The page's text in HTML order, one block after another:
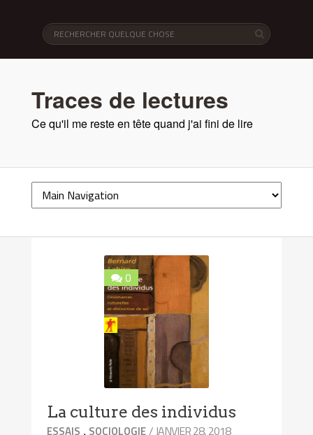
Traces de lectures
Ce qu'il me reste en tête quand j'ai fini de lire
0
La culture des individus
ESSAIS , SOCIOLOGIE/ JANVIER 28, 2018